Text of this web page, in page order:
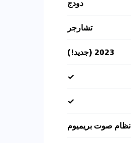
دودج
تشارجر
2023 (جديد!)
✓
✓
نظام صوت بريميوم